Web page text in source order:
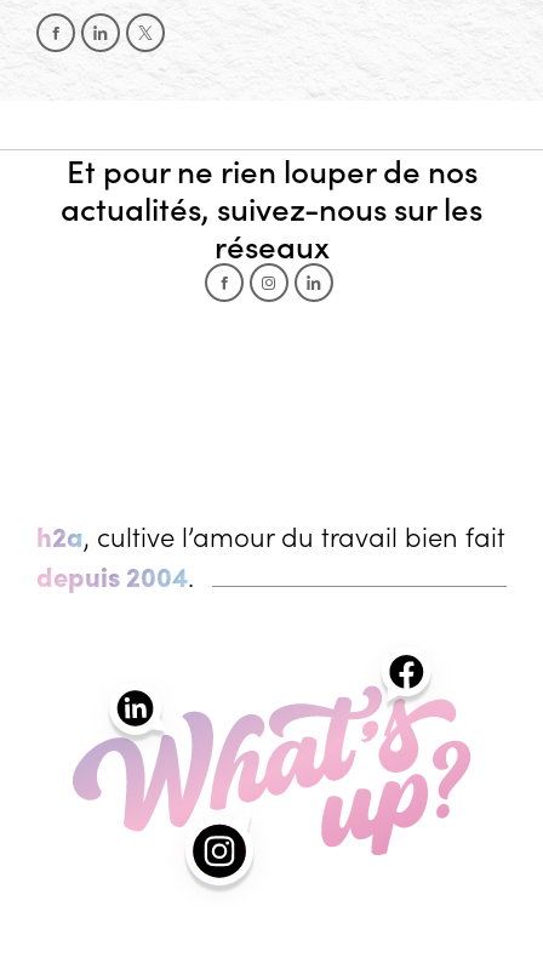
Partager sur Facebook
Partager sur LinkedIn
Partager sur X
Et pour ne rien louper de nos
actualités, suivez-nous sur les
réseaux
Facebook
Instagram
LinkedIn
h2a, cultive l’amour du travail bien fait
depuis 2004.
Les actualités de l'agence h2a